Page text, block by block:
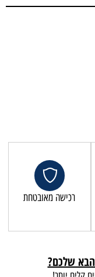
רכישה מאובטחת
שלכם?